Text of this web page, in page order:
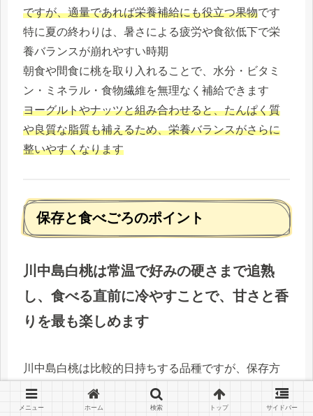
ですが、適量であれば栄養補給にも役立つ果物です
特に夏の終わりは、暑さによる疲労や食欲低下で栄
養バランスが崩れやすい時期
朝食や間食に桃を取り入れることで、水分・ビタミ
ン・ミネラル・食物繊維を無理なく補給できます
ヨーグルトやナッツと組み合わせると、たんぱく質
や良質な脂質も補えるため、栄養バランスがさらに
整いやすくなります
保存と食べごろのポイント
川中島白桃は常温で好みの硬さまで追熟
し、食べる直前に冷やすことで、甘さと香
りを最も楽しめます
川中島白桃は比較的日持ちする品種ですが、保存方
法によって甘さや食感が変わります
「シャキッと派」も「とろける派」も、自分好みの
メニュー ホーム 検索 トップ サイドバー